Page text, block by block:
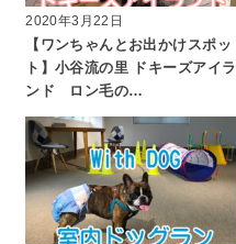
2020年3月22日
【ワンちゃんとお出かけスポッ
ト】小谷流の里 ドキーズアイラ
ンド ロン毛の…